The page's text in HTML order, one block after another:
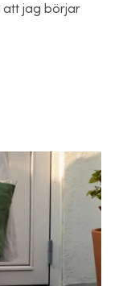
att jag börjar